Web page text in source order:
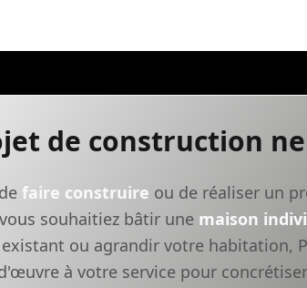
de construction
faire construire ou de réaliser un
souhaitiez bâtir une maison
ou agrandir votre habitation,
à votre service pour